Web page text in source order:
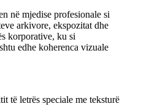
në mjedise profesionale si
arkivore, ekspozitat dhe
korporative, ku si
edhe koherenca vizuale